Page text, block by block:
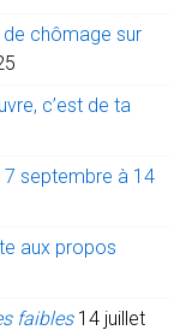
chômage sur
c’est de ta
7 septembre à 14
aux propos
faibles 14 juillet